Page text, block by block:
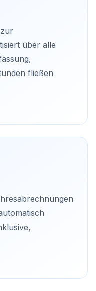
über alle
fließen